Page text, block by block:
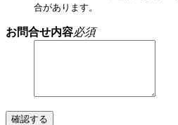
合があります。
お問合せ内容必須
確認する